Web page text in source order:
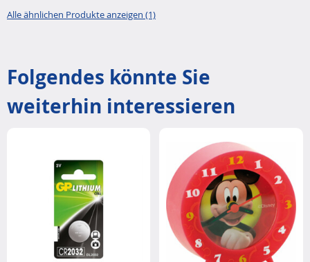
Alle ähnlichen Produkte anzeigen (1)
Folgendes könnte Sie
weiterhin interessieren